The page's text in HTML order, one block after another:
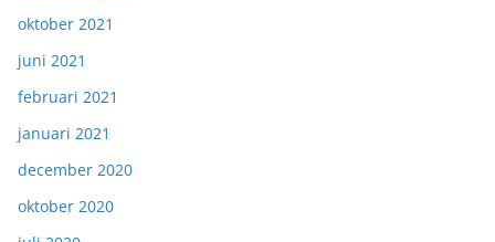
oktober 2021
juni 2021
februari 2021
januari 2021
december 2020
oktober 2020